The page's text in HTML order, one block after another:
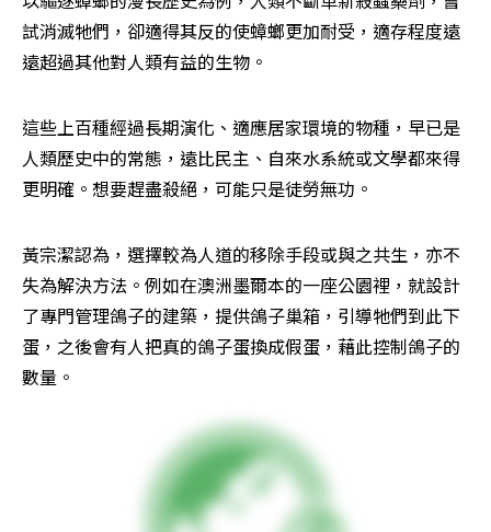
試消滅牠們，卻適得其反的使蟑螂更加耐受，適存程度遠
遠超過其他對人類有益的生物。
這些上百種經過長期演化、適應居家環境的物種，早已是
人類歷史中的常態，遠比民主、自來水系統或文學都來得
更明確。想要趕盡殺絕，可能只是徒勞無功。
黃宗潔認為，選擇較為人道的移除手段或與之共生，亦不
失為解決方法。例如在澳洲墨爾本的一座公園裡，就設計
了專門管理鴿子的建築，提供鴿子巢箱，引導牠們到此下
蛋，之後會有人把真的鴿子蛋換成假蛋，藉此控制鴿子的
數量。